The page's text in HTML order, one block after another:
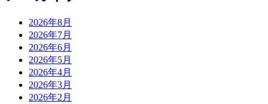
2026年8月
2026年7月
2026年6月
2026年5月
2026年4月
2026年3月
2026年2月